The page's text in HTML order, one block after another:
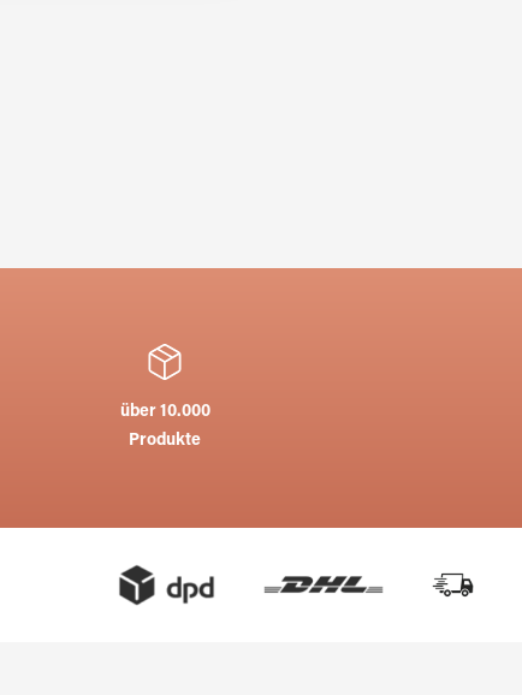
über 10.000
Produkte